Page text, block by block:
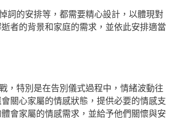
詞的安排等，都需要精心設計，以體現對
者的背景和家庭的需求，並依此安排適當
，特別是在告別儀式過程中，情緒波動往
關心家屬的情感狀態，提供必要的情感支
會家屬的情感需求，並給予他們關懷與安